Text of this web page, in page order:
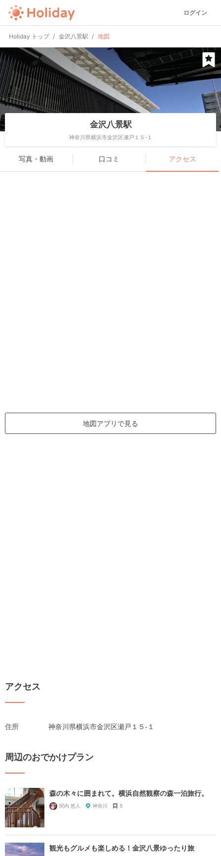
ログイン
Holiday トップ 金沢八景駅 地図
金沢八景駅
神奈川県横浜市金沢区瀬戸１５-１
写真・動画 口コミ アクセス
地図アプリで見る
アクセス
住所 神奈川県横浜市金沢区瀬戸１５-１
周辺のおでかけプラン
森の木々に囲まれて。横浜自然観察の森一泊旅行。
関内 悠人 神奈川 5
観光もグルメも楽しめる！金沢八景ゆったり旅